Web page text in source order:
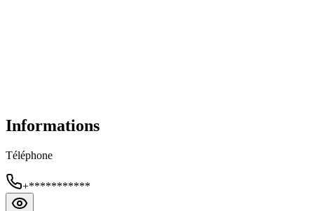
Informations
Téléphone
+***********